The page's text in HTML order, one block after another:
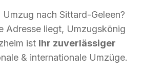
Umzug nach Sittard-Geleen?
Adresse liegt, Umzugskönig
ist Ihr zuverlässiger
& internationale Umzüge.